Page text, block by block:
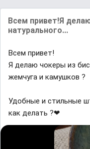
Всем привет!Я
натурального...
Всем привет!
Я делаю чокеры из
жемчуга и камушков ?
Удобные и стильные
как делать ?❤